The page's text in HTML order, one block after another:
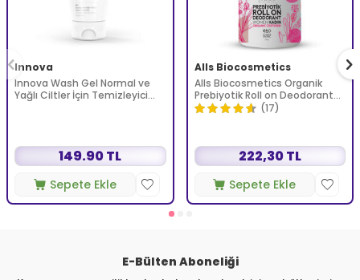
Innova
Innova Wash Gel Normal ve
Yağlı Ciltler İçin Temizleyici
149.90 TL
Sepete Ekle
Alls Biocosmetics
Alls Biocosmetics Organik
Prebiyotik Roll on Deodorant
75 ml - Kadınlar İçin
(17)
222,30 TL
Sepete Ekle
E-Bülten Aboneliği